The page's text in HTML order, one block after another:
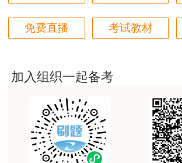
识点很多，尤其是实务简答题秘籍压
问，让小白学员也能一次过四门，十
荐[强][强]
感谢教育网的多年支持与培养。
用户m9****66
老师讲课认真负责，要点突出；我考
用户m9****66
免费直播 考试教材
加入组织一起备考